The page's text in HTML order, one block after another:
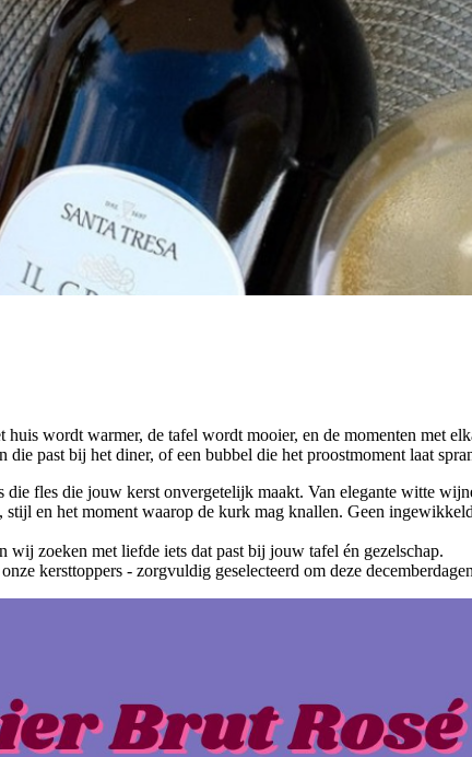
huis wordt warmer, de tafel wordt mooier, en de momenten met
past bij het diner, of een bubbel die het proostmoment laat
fles die jouw kerst onvergetelijk maakt. Van elegante witte
stijl en het moment waarop de kurk mag knallen. Geen
zoeken met liefde iets dat past bij jouw tafel én gezelschap.
kersttoppers - zorgvuldig geselecteerd om deze